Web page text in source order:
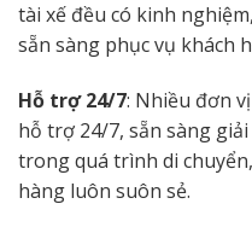
tài xế đều có kinh
sẵn sàng phục vụ khách
Hỗ trợ 24/7: Nhiều đơn
hỗ trợ 24/7, sẵn sàng
trong quá trình di
hàng luôn suôn sẻ.